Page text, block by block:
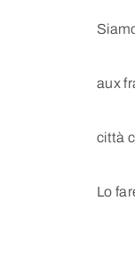
aux
città
Lo